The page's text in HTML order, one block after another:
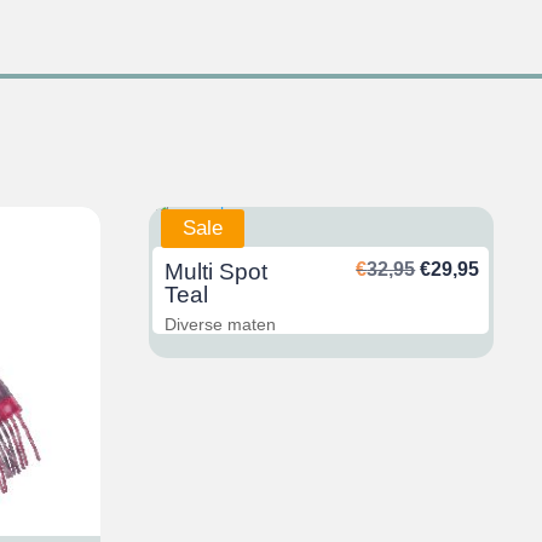
Sale
Multi Spot
Teal
€32,95
€32,95
€29,95
€29,95.
Diverse maten